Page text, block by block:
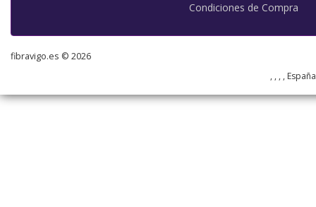
Condiciones de Compra
fibravigo.es © 2026
, , , ,